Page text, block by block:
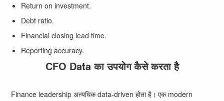
Return on investment.
Debt ratio.
Financial closing lead time.
Reporting accuracy.
CFO Data का उपयोग कैसे करता है
Finance leadership अत्यधिक data-driven होता है। एक modern